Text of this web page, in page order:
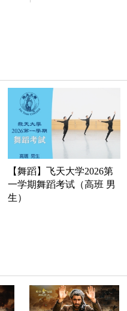
【舞蹈】飞天大学2026第
一学期舞蹈考试（高班 男
生）